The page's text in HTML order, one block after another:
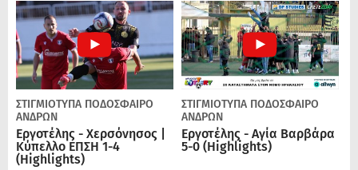
ΣΤΙΓΜΙΟΤΥΠΑ ΠΟΔΌΣΦΑΙΡΟ
ΑΝΔΡΏΝ
Εργοτέλης - Χερσόνησος |
Κύπελλο ΕΠΣΗ 1-4
(Highlights)
ΣΤΙΓΜΙΟΤΥΠΑ ΠΟΔΌΣΦΑΙΡΟ
ΑΝΔΡΏΝ
Εργοτέλης - Αγία Βαρβάρα
5-0 (Highlights)